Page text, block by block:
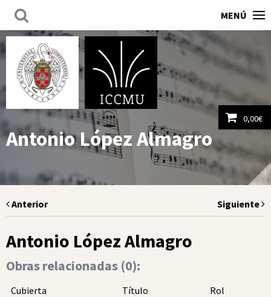
MENÚ
0,00€
Ver carrito
Antonio López Almagro
Anterior Siguiente
Antonio López Almagro
Obras relacionadas (0):
Cubierta Título Rol